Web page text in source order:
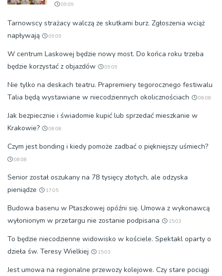
09:09
Tarnowscy strażacy walczą ze skutkami burz. Zgłoszenia wciąż
napływają
09:09
W centrum Laskowej będzie nowy most. Do końca roku trzeba
będzie korzystać z objazdów
09:09
Nie tylko na deskach teatru. Prapremiery tegorocznego festiwalu
Talia będą wystawiane w niecodziennych okolicznościach
08:08
Jak bezpiecznie i świadomie kupić lub sprzedać mieszkanie w
Krakowie?
08:08
Czym jest bonding i kiedy pomoże zadbać o piękniejszy uśmiech?
08:08
Senior został oszukany na 78 tysięcy złotych, ale odzyska
pieniądze
17:05
Budowa basenu w Ptaszkowej opóźni się. Umowa z wykonawcą
wyłonionym w przetargu nie zostanie podpisana
15:03
To będzie niecodzienne widowisko w kościele. Spektakl oparty o
dzieła św. Teresy Wielkiej
15:03
Jest umowa na regionalne przewozy kolejowe. Czy stare pociągi